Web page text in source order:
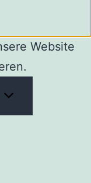
Website